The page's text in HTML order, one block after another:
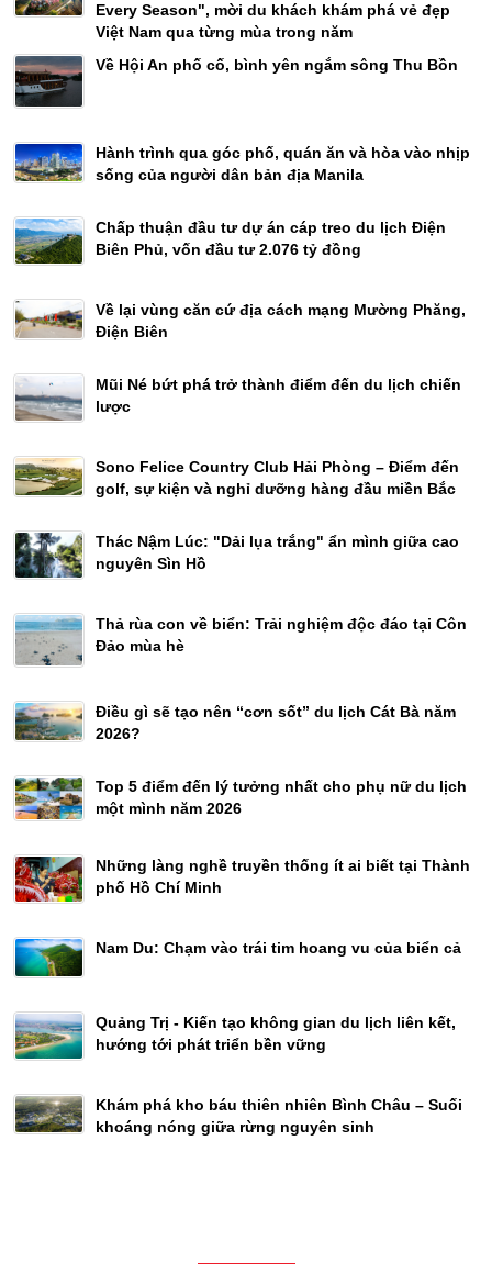
Every Season", mời du khách khám phá vẻ đẹp
Việt Nam qua từng mùa trong năm
Về Hội An phố cố, bình yên ngắm sông Thu Bồn
Hành trình qua góc phố, quán ăn và hòa vào nhịp
sống của người dân bản địa Manila
Chấp thuận đầu tư dự án cáp treo du lịch Điện
Biên Phủ, vốn đầu tư 2.076 tỷ đồng
Về lại vùng căn cứ địa cách mạng Mường Phăng,
Điện Biên
Mũi Né bứt phá trở thành điểm đến du lịch chiến
lược
Sono Felice Country Club Hải Phòng – Điểm đến
golf, sự kiện và nghỉ dưỡng hàng đầu miền Bắc
Thác Nậm Lúc: "Dải lụa trắng" ẩn mình giữa cao
nguyên Sìn Hồ
Thả rùa con về biển: Trải nghiệm độc đáo tại Côn
Đảo mùa hè
Điều gì sẽ tạo nên “cơn sốt” du lịch Cát Bà năm
2026?
Top 5 điểm đến lý tưởng nhất cho phụ nữ du lịch
một mình năm 2026
Những làng nghề truyền thống ít ai biết tại Thành
phố Hồ Chí Minh
Nam Du: Chạm vào trái tim hoang vu của biển cả
Quảng Trị - Kiến tạo không gian du lịch liên kết,
hướng tới phát triển bền vững
Khám phá kho báu thiên nhiên Bình Châu – Suối
khoáng nóng giữa rừng nguyên sinh